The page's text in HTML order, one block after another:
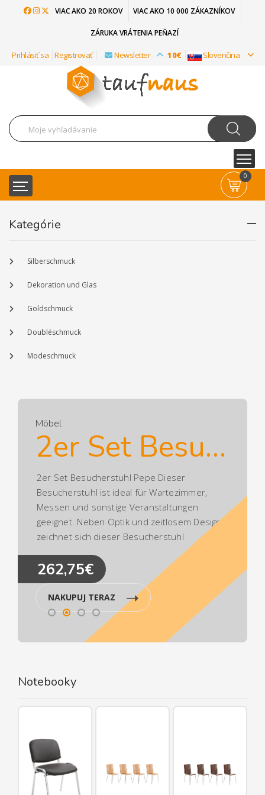
VIAC AKO 20 ROKOV VIAC AKO 10 000 ZÁKAZNÍKOV
ZÁRUKA VRÁTENIA PEŇAZÍ
Prihlásiť sa Registrovať Newsletter 10€ Slovenčina
0
Kategórie
Silberschmuck
Dekoration und Glas
Goldschmuck
Doubléschmuck
Modeschmuck
Möbel
2er Set Besucherstuhl Pepe
2er Set Besucherstuhl Pepe Dieser
Besucherstuhl ist ideal für Wartezimmer,
Messen und sonstige Veranstaltungen
geeignet. Neben Optik und zeitlosem Design
zeichnet sich dieser Besucherstuhl
besonders durch seine ergonomisch
geformte Sitzfläche aus, die auch längere
Sitzphasen nicht anstrengend werden
lässt.Ca. Maße:Gesamthöhe: 87
cmGesamtbreite: 43 cmGesamttiefe: 47
cmSitzhöhe: 45 cmSitzfläche (BxT): 40 x 36
cmMax. Belastbarkeit: 120 kgGewicht: 4
EchtholzfurnierAngenehme Sitzposition durch
funktionales DesignExtrem leicht zu
reinigenKomfortables Sitzen auch nach
mehreren StundenPflegehinweise:Leichte
Verschmutzung mit feuchtem Baumwolltuch
262,75€
NAKUPUJ TERAZ
Notebooky